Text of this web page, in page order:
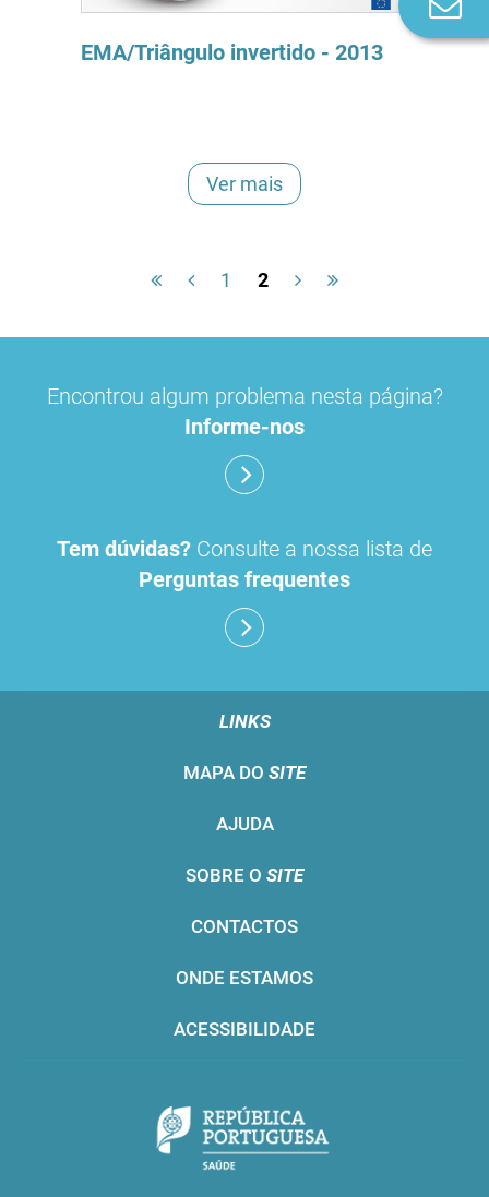
EMA/Triângulo invertido - 2013
Ver mais
1 2
Encontrou algum problema nesta página?
Informe-nos
Tem dúvidas? Consulte a nossa lista de
Perguntas frequentes
LINKS
MAPA DO SITE
AJUDA
SOBRE O SITE
CONTACTOS
ONDE ESTAMOS
ACESSIBILIDADE